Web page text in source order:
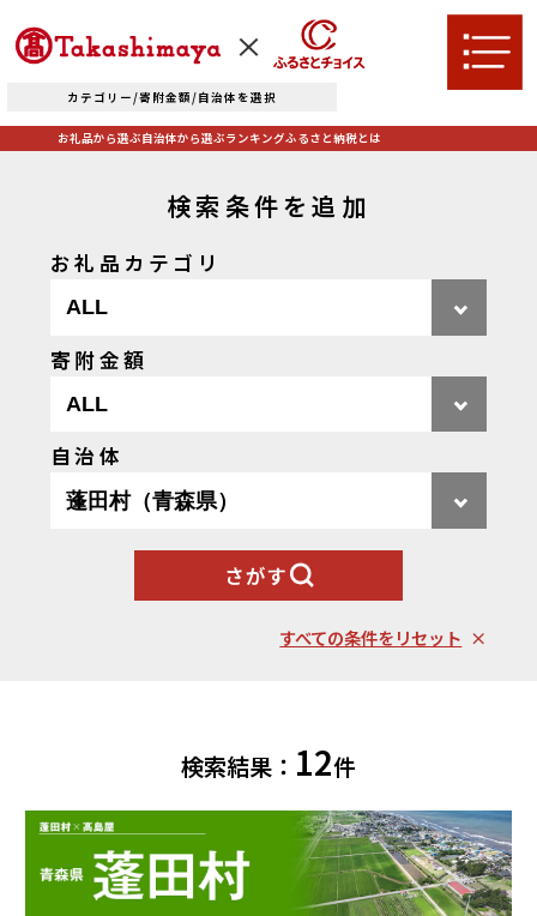
カテゴリー/寄附金額/自治体を選択
TOPへ
お礼品から選ぶ
エビ・カニ等
卵（鶏、
雑貨・日用品
ファッション
工芸品・
装飾品
自治体から選ぶ
札幌市（北海道）千歳市（北海道）
東川町（北海道）枝幸町（北海道）
別海町（北海道）
東北エリア
関東エリア
世田谷区（東京都）横浜市（神奈川県）
小田原市（神奈川県）
三浦市（神奈川県）
中部エリア
ランキング
ふるさと納税とは
お礼品から選ぶ自治体から選ぶランキングふるさと納税とは
検索条件を追加
お礼品カテゴリ
寄附金額
自治体
さがす
すべての条件をリセット
検索結果： 12件